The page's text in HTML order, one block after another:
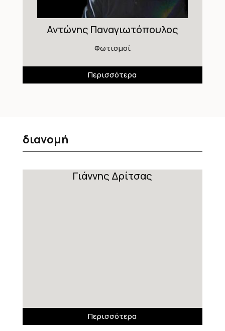
Αντώνης Παναγιωτόπουλος
Φωτισμοί
Περισσότερα
διανομή
Γιάννης Δρίτσας
Περισσότερα